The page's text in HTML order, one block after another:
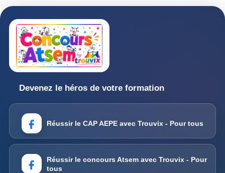
Devenez le héros de votre formation
Réussir le CAP AEPE avec Trouvix - Pour tous
Réussir le concours Atsem avec Trouvix - Pour
tous